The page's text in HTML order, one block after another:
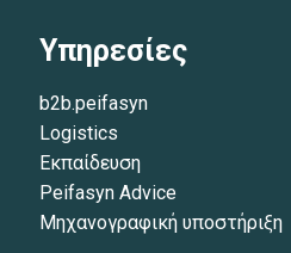
Υπηρεσίες
b2b.peifasyn
Logistics
Εκπαίδευση
Peifasyn Advice
Μηχανογραφική υποστήριξη